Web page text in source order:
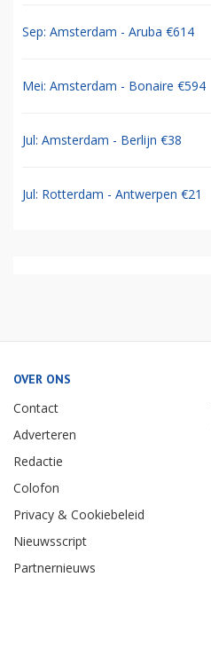
Sep: Amsterdam - Aruba €614
Mei: Amsterdam - Bonaire €594
Jul: Amsterdam - Berlijn €38
Jul: Rotterdam - Antwerpen €21
OVER ONS
Contact
Adverteren
Redactie
Colofon
Privacy & Cookiebeleid
Nieuwsscript
Partnernieuws